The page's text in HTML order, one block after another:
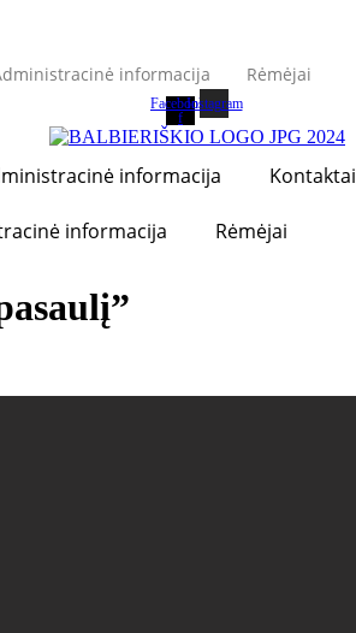
informacija Rėmėjai
Facebook-
f
Instagram
informacija Kontaktai
informacija Rėmėjai